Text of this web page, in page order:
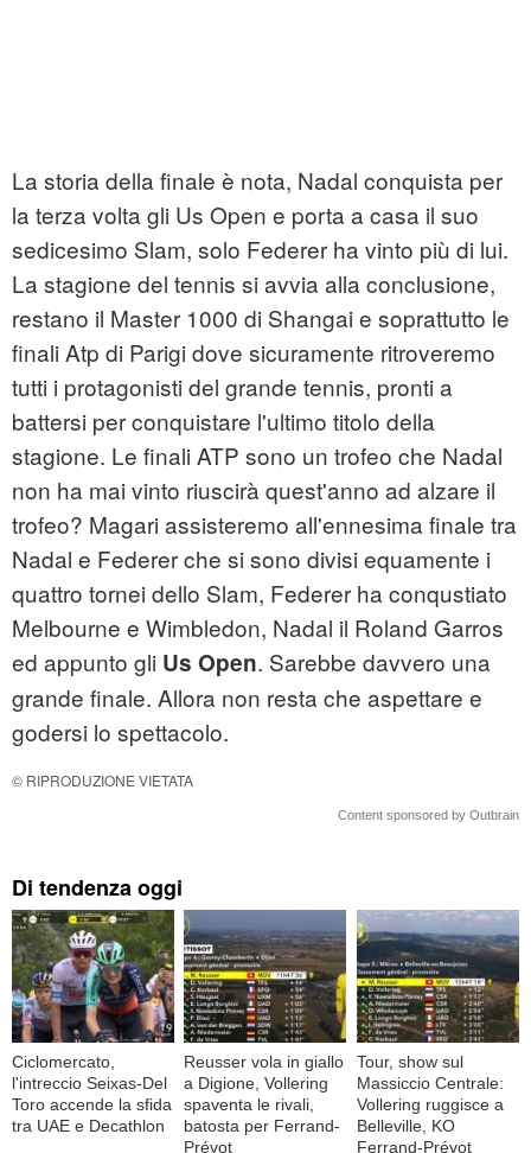
La storia della finale è nota, Nadal conquista per
la terza volta gli Us Open e porta a casa il suo
sedicesimo Slam, solo Federer ha vinto più di lui.
La stagione del tennis si avvia alla conclusione,
restano il Master 1000 di Shangai e soprattutto le
finali Atp di Parigi dove sicuramente ritroveremo
tutti i protagonisti del grande tennis, pronti a
battersi per conquistare l'ultimo titolo della
stagione. Le finali ATP sono un trofeo che Nadal
non ha mai vinto riuscirà quest'anno ad alzare il
trofeo? Magari assisteremo all'ennesima finale tra
Nadal e Federer che si sono divisi equamente i
quattro tornei dello Slam, Federer ha conqustiato
Melbourne e Wimbledon, Nadal il Roland Garros
ed appunto gli Us Open. Sarebbe davvero una
grande finale. Allora non resta che aspettare e
godersi lo spettacolo.
© RIPRODUZIONE VIETATA
Content sponsored by Outbrain
Di tendenza oggi
Ciclomercato,
l'intreccio Seixas-Del
Toro accende la sfida
tra UAE e Decathlon
Reusser vola in giallo
a Digione, Vollering
spaventa le rivali,
batosta per Ferrand-
Prévot
Tour, show sul
Massiccio Centrale:
Vollering ruggisce a
Belleville, KO
Ferrand-Prévot